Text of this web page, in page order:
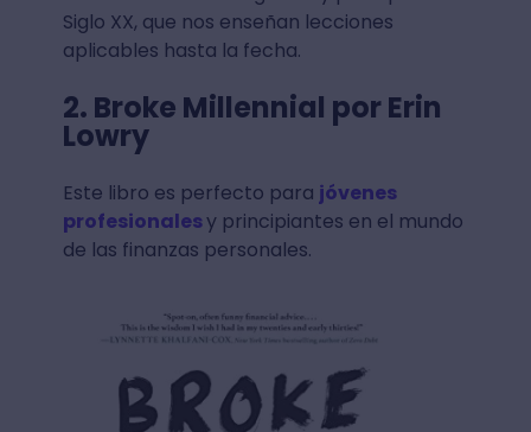
Siglo XX, que nos enseñan lecciones
aplicables hasta la fecha.
2. Broke Millennial por Erin
Lowry
Este libro es perfecto para jóvenes
profesionalesy principiantes en el mundo
de las finanzas personales.